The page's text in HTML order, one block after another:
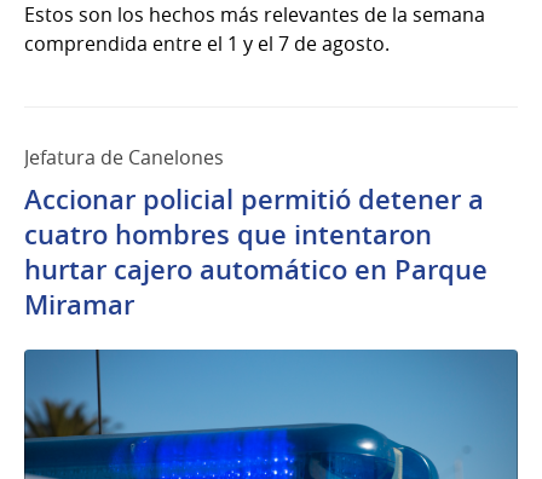
Estos son los hechos más relevantes de la semana
comprendida entre el 1 y el 7 de agosto.
Jefatura de Canelones
Accionar policial permitió detener a
cuatro hombres que intentaron
hurtar cajero automático en Parque
Miramar